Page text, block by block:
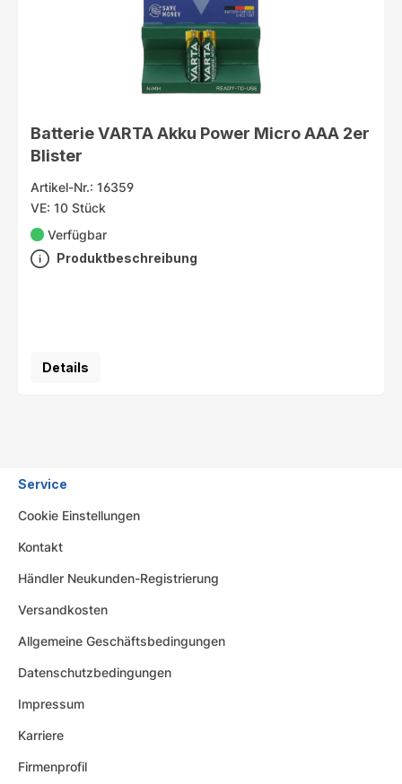
Batterie VARTA Akku Power Micro AAA 2er
Blister
Artikel-Nr.: 16359
VE: 10 Stück
Verfügbar
Produktbeschreibung
Details
Service
Cookie Einstellungen
Kontakt
Händler Neukunden-Registrierung
Versandkosten
Allgemeine Geschäftsbedingungen
Datenschutzbedingungen
Impressum
Karriere
Firmenprofil